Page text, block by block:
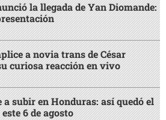
la llegada de Yan Diomande:
a novia trans de César
curiosa reacción en vivo
subir en Honduras: así quedó el
6 de agosto